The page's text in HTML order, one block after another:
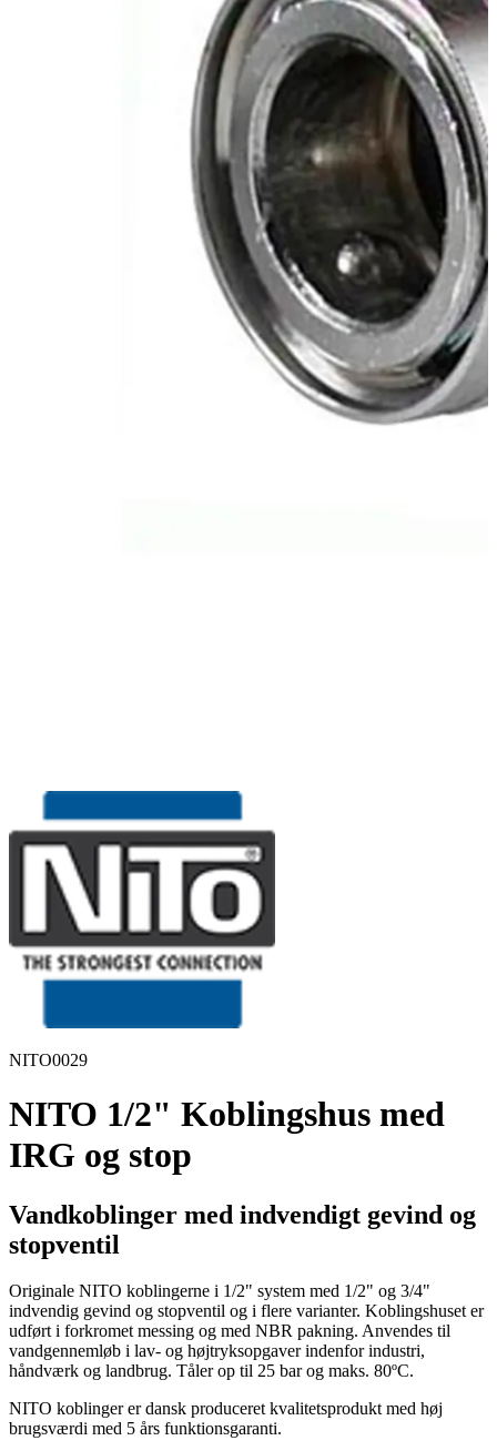
NITO0029
NITO 1/2" Koblingshus med
IRG og stop
Vandkoblinger med indvendigt gevind og
stopventil
Originale NITO koblingerne i 1/2" system med 1/2" og 3/4"
indvendig gevind og stopventil og i flere varianter. Koblingshuset er
udført i forkromet messing og med NBR pakning. Anvendes til
vandgennemløb i lav- og højtryksopgaver indenfor industri,
håndværk og landbrug. Tåler op til 25 bar og maks. 80ºC.
NITO koblinger er dansk produceret kvalitetsprodukt med høj
brugsværdi med 5 års funktionsgaranti.